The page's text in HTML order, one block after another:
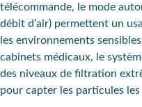
télécommande, le mode
débit d’air) permettent un
les environnements sensibles
cabinets médicaux, le
des niveaux de filtration
pour capter les particules